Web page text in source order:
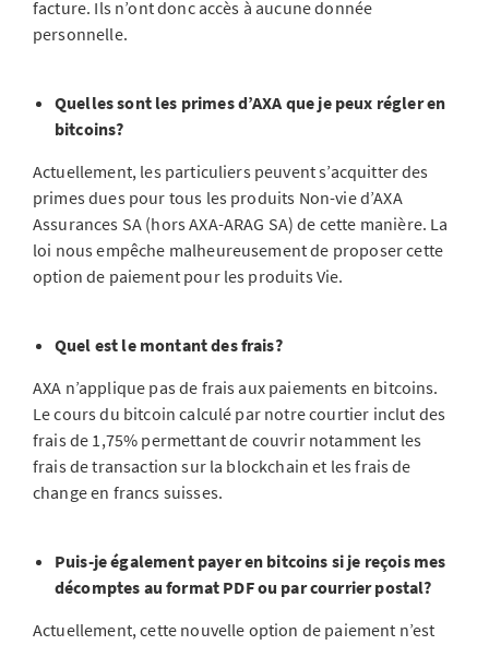
facture. Ils n’ont donc accès à aucune donnée
personnelle.
Quelles sont les primes d’AXA que je peux régler en
bitcoins?
Actuellement, les particuliers peuvent s’acquitter des
primes dues pour tous les produits Non-vie d’AXA
Assurances SA (hors AXA-ARAG SA) de cette manière. La
loi nous empêche malheureusement de proposer cette
option de paiement pour les produits Vie.
Quel est le montant des frais?
AXA n’applique pas de frais aux paiements en bitcoins.
Le cours du bitcoin calculé par notre courtier inclut des
frais de 1,75% permettant de couvrir notamment les
frais de transaction sur la blockchain et les frais de
change en francs suisses.
Puis-je également payer en bitcoins si je reçois mes
décomptes au format PDF ou par courrier postal?
Actuellement, cette nouvelle option de paiement n’est